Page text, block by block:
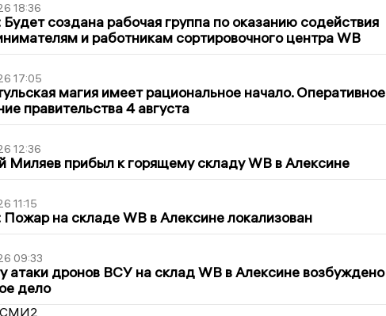
18:36
создана рабочая группа по оказанию содействия
и работникам сортировочного центра WB
17:05
магия имеет рациональное начало. Оперативное
правительства 4 августа
12:36
Миляев прибыл к горящему складу WB в Алексине
11:15
на складе WB в Алексине локализован
09:33
атаки дронов ВСУ на склад WB в Алексине возбуждено
дело
СМИ2